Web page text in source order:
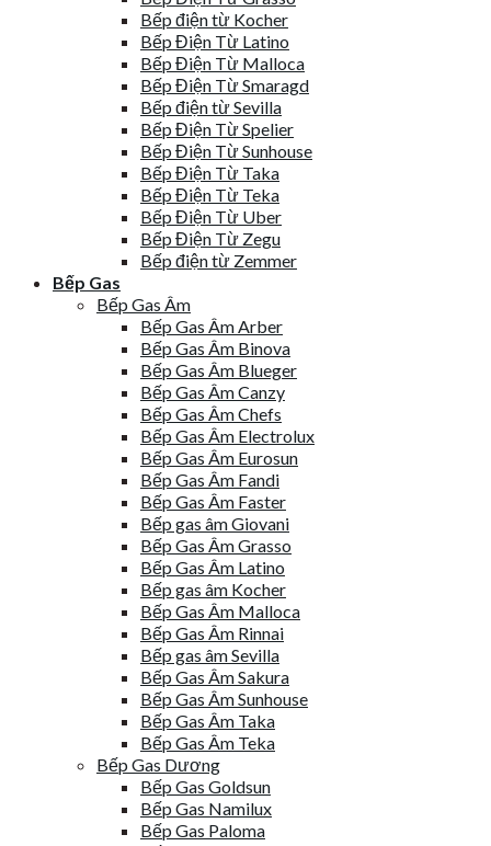
Bếp điện từ Kocher
Bếp Điện Từ Latino
Bếp Điện Từ Malloca
Bếp Điện Từ Smaragd
Bếp điện từ Sevilla
Bếp Điện Từ Spelier
Bếp Điện Từ Sunhouse
Bếp Điện Từ Taka
Bếp Điện Từ Teka
Bếp Điện Từ Uber
Bếp Điện Từ Zegu
Bếp điện từ Zemmer
Bếp Gas
Bếp Gas Âm
Bếp Gas Âm Arber
Bếp Gas Âm Binova
Bếp Gas Âm Blueger
Bếp Gas Âm Canzy
Bếp Gas Âm Chefs
Bếp Gas Âm Electrolux
Bếp Gas Âm Eurosun
Bếp Gas Âm Fandi
Bếp Gas Âm Faster
Bếp gas âm Giovani
Bếp Gas Âm Grasso
Bếp Gas Âm Latino
Bếp gas âm Kocher
Bếp Gas Âm Malloca
Bếp Gas Âm Rinnai
Bếp gas âm Sevilla
Bếp Gas Âm Sakura
Bếp Gas Âm Sunhouse
Bếp Gas Âm Taka
Bếp Gas Âm Teka
Bếp Gas Dương
Bếp Gas Goldsun
Bếp Gas Namilux
Bếp Gas Paloma